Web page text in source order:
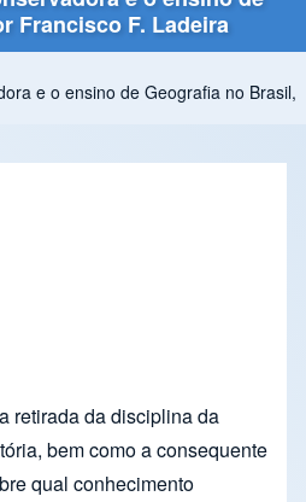
Francisco F. Ladeira
e o ensino de Geografia no Brasil,
retirada da disciplina da
bem como a consequente
qual conhecimento